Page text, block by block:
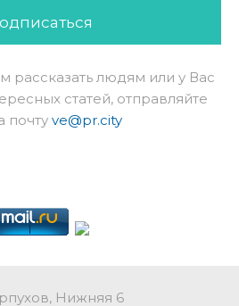
рассказать людям или у Вас
статей, отправляйте
почту ve@pr.city
Нижняя 6